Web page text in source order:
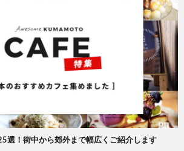
選！街中から郊外まで幅広くご紹介します